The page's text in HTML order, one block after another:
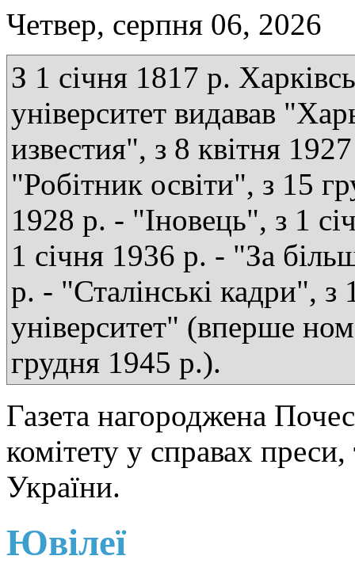
Четвер, серпня 06, 2026
З 1 січня 1817 р.
університет видавав
известия", з 8 квітня
"Робітник освіти", з 15
1928 р. - "Іновець", з 1
1 січня 1936 р. - "За
р. - "Сталінські кадри",
університет" (вперше
грудня 1945 р.).
Газета нагороджена
комітету у справах
України.
Ювілеї